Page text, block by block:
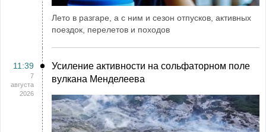
Лето в разгаре, а с ним и сезон отпусков, активных
поездок, перелетов и походов
11:39
7
августа
2026
Усиление активности на сольфаторном поле
вулкана Менделеева